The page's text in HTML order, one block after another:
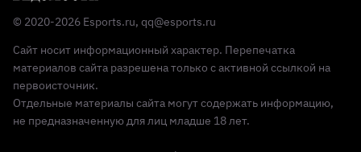
© 2020-2026 Esports.ru, qq@esports.ru
Сайт носит информационный характер. Перепечатка
материалов сайта разрешена только с активной ссылкой на
первоисточник.
Отдельные материалы сайта могут содержать информацию,
не предназначенную для лиц младше 18 лет.